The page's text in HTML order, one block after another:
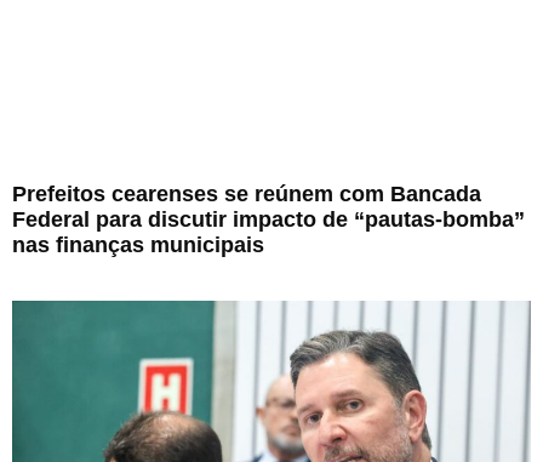
Prefeitos cearenses se reúnem com Bancada
Federal para discutir impacto de “pautas-bomba”
nas finanças municipais